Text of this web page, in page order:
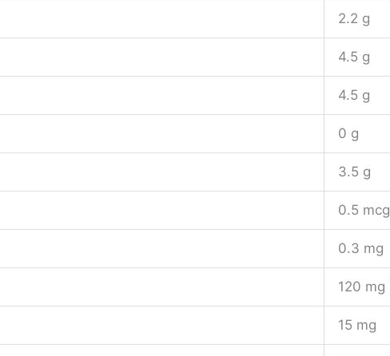
2.2 g
4.5 g
4.5 g
0 g
3.5 g
0.5 mcg
0.3 mg
120 mg
15 mg